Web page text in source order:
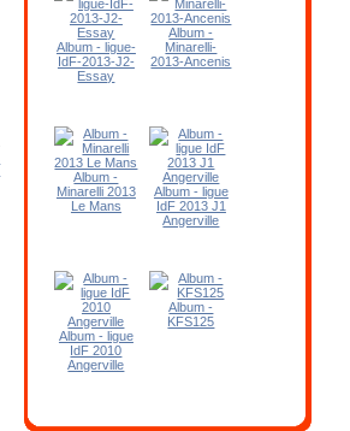
Album - ligue-
IdF-2013-J2-
Essay
Album -
Minarelli-
2013-Ancenis
Album -
Minarelli 2013
Le Mans
Album - ligue
IdF 2013 J1
Angerville
Album - ligue
IdF 2010
Angerville
Album -
KFS125